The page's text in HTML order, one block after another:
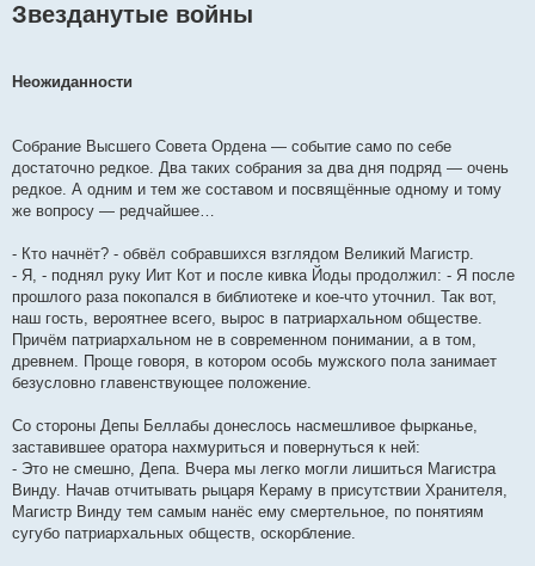
Звезданутые войны
Неожиданности
Собрание Высшего Совета Ордена — событие само по себе
достаточно редкое. Два таких собрания за два дня подряд — очень
редкое. А одним и тем же составом и посвящённые одному и тому
же вопросу — редчайшее…
- Кто начнёт? - обвёл собравшихся взглядом Великий Магистр.
- Я, - поднял руку Иит Кот и после кивка Йоды продолжил: - Я после
прошлого раза покопался в библиотеке и кое-что уточнил. Так вот,
наш гость, вероятнее всего, вырос в патриархальном обществе.
Причём патриархальном не в современном понимании, а в том,
древнем. Проще говоря, в котором особь мужского пола занимает
безусловно главенствующее положение.
Со стороны Депы Беллабы донеслось насмешливое фырканье,
заставившее оратора нахмуриться и повернуться к ней:
- Это не смешно, Депа. Вчера мы легко могли лишиться Магистра
Винду. Начав отчитывать рыцаря Кераму в присутствии Хранителя,
Магистр Винду тем самым нанёс ему смертельное, по понятиям
сугубо патриархальных обществ, оскорбление.